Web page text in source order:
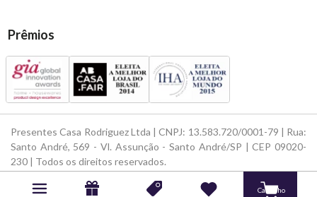
Prêmios
Presentes Casa Rodriguez Ltda | CNPJ: 13.583.720/0001-79 | Rua:
Santo André, 569 - Vl. Assunção - Santo André/SP | CEP 09020-
230 | Todos os direitos reservados.
Powered byDeveloped by